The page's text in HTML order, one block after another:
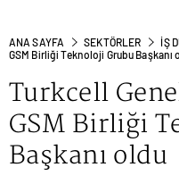
ANA SAYFA SEKTÖRLER İŞ
GSM Birliği Teknoloji Grubu Başkanı
Turkcell
GSM Birliği
Başkanı oldu